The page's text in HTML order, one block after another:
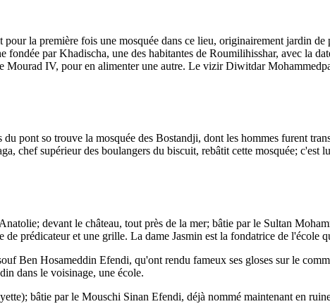
la première fois une mosquée dans ce lieu, originairement jardin
fondée par Khadischa, une des habitantes de Roumilihisshar, avec la
Mourad IV, pour en alimenter une autre. Le vizir Diwitdar
pont so trouve la mosquée des Bostandji, dont les hommes furent
chef supérieur des boulangers du biscuit, rebâtit cette mosquée;
devant le château, tout près de la mer; bâtie par le Sultan
prédicateur et une grille. La dame Jasmin est la fondatrice de l'école
Ben Hosameddin Efendi, qu'ont rendu fameux ses gloses sur le
dans le voisinage, une école.
bâtie par le Mouschi Sinan Efendi, déjà nommé maintenant en